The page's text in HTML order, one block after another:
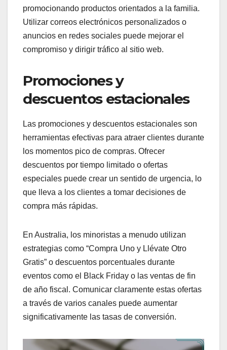
promocionando productos orientados a la familia.
Utilizar correos electrónicos personalizados o
anuncios en redes sociales puede mejorar el
compromiso y dirigir tráfico al sitio web.
Promociones y
descuentos estacionales
Las promociones y descuentos estacionales son
herramientas efectivas para atraer clientes durante
los momentos pico de compras. Ofrecer
descuentos por tiempo limitado o ofertas
especiales puede crear un sentido de urgencia, lo
que lleva a los clientes a tomar decisiones de
compra más rápidas.
En Australia, los minoristas a menudo utilizan
estrategias como “Compra Uno y Llévate Otro
Gratis” o descuentos porcentuales durante
eventos como el Black Friday o las ventas de fin
de año fiscal. Comunicar claramente estas ofertas
a través de varios canales puede aumentar
significativamente las tasas de conversión.